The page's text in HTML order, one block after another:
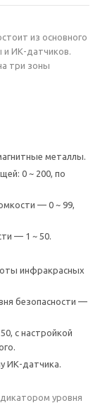
из основного
и ИК-датчиков.
три зоны
металлы.
0 ~ 200, по
— 0 ~ 99,
— 1 ~ 50.
инфракрасных
безопасности —
с настройкой
ИК-датчика.
уровня